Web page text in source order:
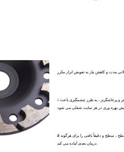
√ سنگ زنی سریعتر و پرخاشگرتر ، به طرز چشمگیری باعث
a سطح مسطح ، سطح و دقیقاً بافتی را برای هرگونه
درمان بعدی آماده می کند.